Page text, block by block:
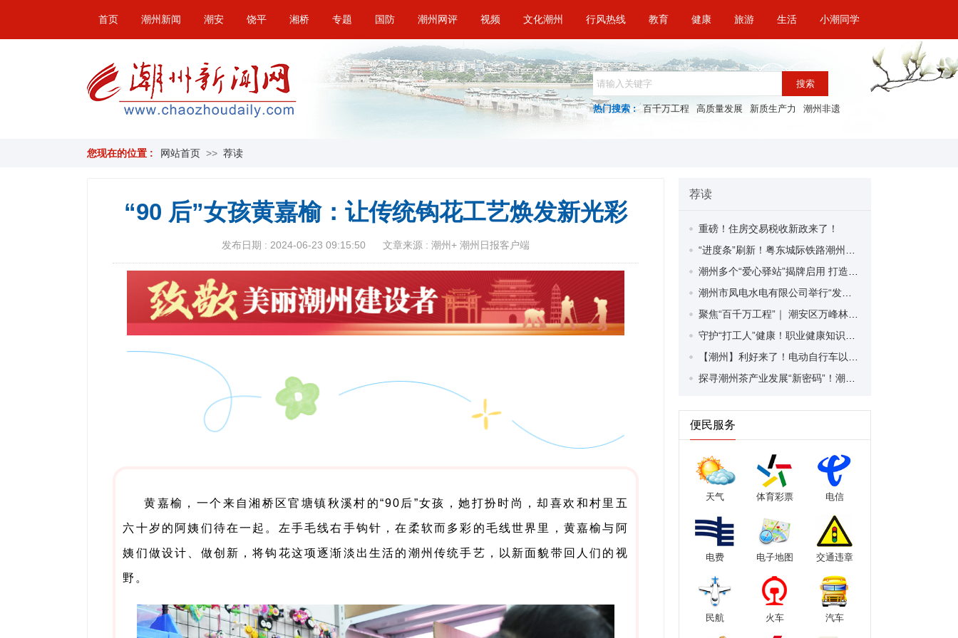
首页 潮州新闻 潮安 饶平 湘桥 专题 国防 潮州网评 视频 文化潮州 行风热线 教育 健康 旅游 生活 小潮同学
搜索
热门搜索 : 百千万工程 高质量发展 新质生产力 潮州非遗
您现在的位置 : 网站首页 >> 荐读
“90 后”女孩黄嘉榆：让传统钩花工艺焕发新光彩
发布日期 : 2024-06-23 09:15:50 文章来源 : 潮州+ 潮州日报客户端
黄嘉榆，一个来自湘桥区官塘镇秋溪村的“90后”女孩，她打扮时尚，却喜欢和村里五
六十岁的阿姨们待在一起。左手毛线右手钩针，在柔软而多彩的毛线世界里，黄嘉榆与阿
姨们做设计、做创新，将钩花这项逐渐淡出生活的潮州传统手艺，以新面貌带回人们的视
野。
荐读
重磅！住房交易税收新政来了！
便民服务
天气 体育彩票 电信
电费 电子地图 交通违章
民航 火车 汽车